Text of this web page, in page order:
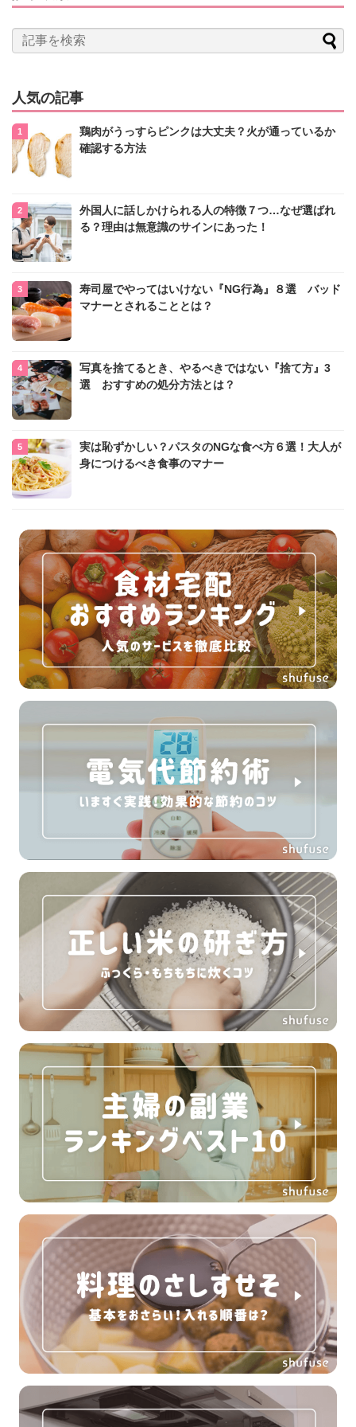
人気の記事
鶏肉がうっすらピンクは大丈夫？火が通っているか
確認する方法
外国人に話しかけられる人の特徴７つ…なぜ選ばれ
る？理由は無意識のサインにあった！
寿司屋でやってはいけない『NG行為』８選 バッド
マナーとされることとは？
写真を捨てるとき、やるべきではない『捨て方』3
選 おすすめの処分方法とは？
実は恥ずかしい？パスタのNGな食べ方６選！大人が
身につけるべき食事のマナー